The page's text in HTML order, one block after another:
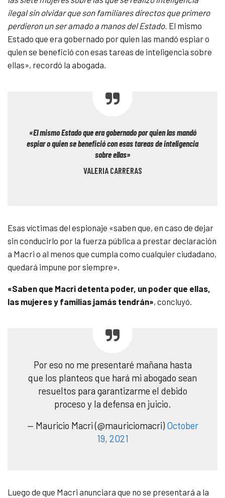
ilegal sin olvidar que son familiares directos que primero
perdieron un ser amado a manos del Estado. El mismo
Estado que era gobernado por quien las mandó espiar o
quien se benefició con esas tareas de inteligencia sobre
ellas», recordó la abogada.
«El mismo Estado que era gobernado por quien las mandó
espiar o quien se benefició con esas tareas de inteligencia
sobre ellas»
VALERIA CARRERAS
Esas víctimas del espionaje «saben que, en caso de dejar
sin conducirlo por la fuerza pública a prestar declaración
a Macri o al menos que cumpla como cualquier ciudadano,
quedará impune por siempre».
«Saben que Macri detenta poder, un poder que ellas,
las mujeres y familias jamás tendrán», concluyó.
Por eso no me presentaré mañana hasta
que los planteos que hará mi abogado sean
resueltos para garantizarme el debido
proceso y la defensa en juicio.
— Mauricio Macri (@mauriciomacri) October
19, 2021
Luego de que Macri anunciara que no se presentará a la